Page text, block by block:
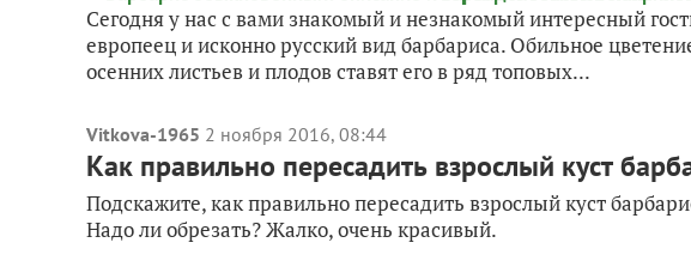
Сегодня у нас с вами знакомый и незнакомый интересный
европеец и исконно русский вид барбариса. Обильное
осенних листьев и плодов ставят его в ряд топовых...
Vitkova-1965 2 ноября 2016, 08:44
Как правильно пересадить взрослый куст
Подскажите, как правильно пересадить взрослый куст
Надо ли обрезать? Жалко, очень красивый.